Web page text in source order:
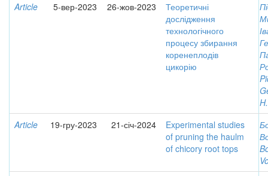
Article 5-вер-2023 26-жов-2023
Теоретичні
дослідження
технологічного
процесу збирання
коренеплодів
цикорію
H.
Article
19-гру-2023 21-січ-2024
Experimental studies
of pruning the haulm
of chicory root tops